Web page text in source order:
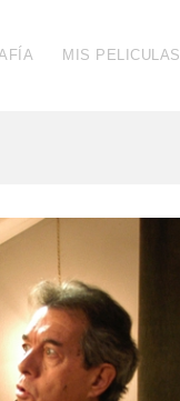
MIS PELICULAS